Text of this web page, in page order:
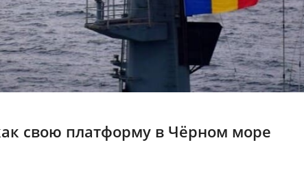
свою платформу в Чёрном море